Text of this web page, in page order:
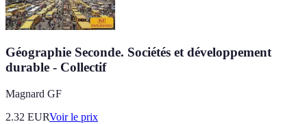
Géographie Seconde. Sociétés et développement
durable - Collectif
Magnard GF
2.32 EURVoir le prix